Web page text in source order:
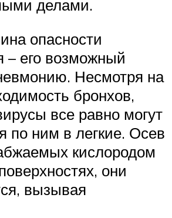
делами.
опасности
– его возможный
Несмотря на
бронхов,
все равно могут
по ним в легкие. Осев
кислородом
они
вызывая